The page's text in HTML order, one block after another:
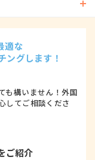
適な
ングします！
も構いません！外国
してご相談くださ
ご紹介